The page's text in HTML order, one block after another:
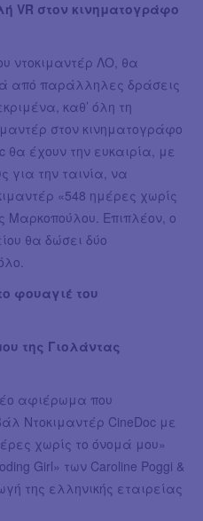
VR στον κινηματογράφο
ντοκιμαντέρ ΛΟ, θα
από παράλληλες δράσεις
καθ’ όλη τη
στον κινηματογράφο
θα έχουν την ευκαιρία, με
για την ταινία, να
«548 ημέρες χωρίς
Μαρκοπούλου. Επιπλέον, ο
θα δώσει δύο
φουαγιέ του
της Γιολάντας
αφιέρωμα που
Ντοκιμαντέρ CineDoc με
χωρίς το όνομά μου»
Girl» των Caroline Poggi &
της ελληνικής εταιρείας